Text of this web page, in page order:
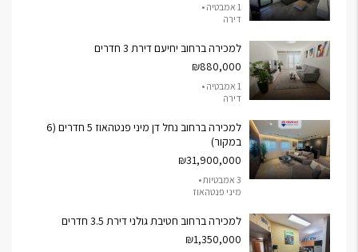
1 אמבטיה •
דירה
למכירה ברחוב יחיעם דירת 3 חדרים
₪880,000
1 אמבטיה •
דירה
למכירה ברחוב נחל דן מיני פנטהאוז 5 חדרים (6
במקור)
₪31,900,000
3 אמבטיות •
מיני פנטהאוז
למכירה ברחוב חטיבת גולני דירת 3.5 חדרים
₪1,350,000